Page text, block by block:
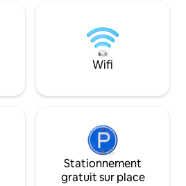
services de
voiture et
Produits
de bain
Wifi
Stationnement
gratuit sur place